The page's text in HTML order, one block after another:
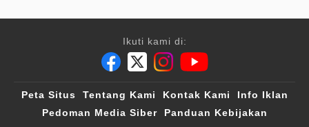
Ikuti kami di:
Peta Situs Tentang Kami Kontak Kami
Info Iklan
Pedoman Media Siber
Panduan Kebijakan